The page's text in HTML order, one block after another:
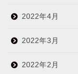
2022年4月
2022年3月
2022年2月